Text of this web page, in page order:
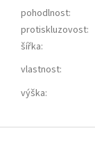
pohodlnost:
protiskluzovost:
šířka:
vlastnost:
výška: